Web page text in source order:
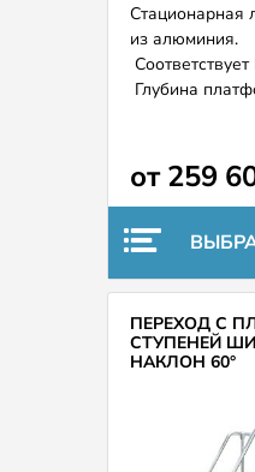
Стационарная
из алюминия.
Глубина
Ширина
от 259
ПЕРЕХОД С
СТУПЕНЕЙ
НАКЛОН 60°